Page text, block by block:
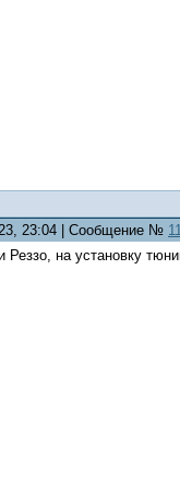
23:04 | Сообщение №
Реззо, на установку